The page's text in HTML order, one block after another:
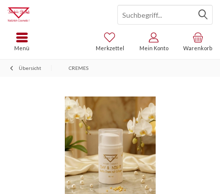
Warenkorb
Merkzettel Mein Konto
Menü
Übersicht CREMES